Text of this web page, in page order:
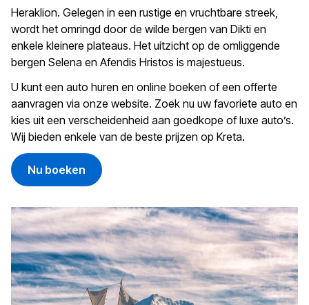
Heraklion. Gelegen in een rustige en vruchtbare streek,
wordt het omringd door de wilde bergen van Dikti en
enkele kleinere plateaus. Het uitzicht op de omliggende
bergen Selena en Afendis Hristos is majestueus.
U kunt een auto huren en online boeken of een offerte
aanvragen via onze website. Zoek nu uw favoriete auto en
kies uit een verscheidenheid aan goedkope of luxe auto’s.
Wij bieden enkele van de beste prijzen op Kreta.
Nu boeken